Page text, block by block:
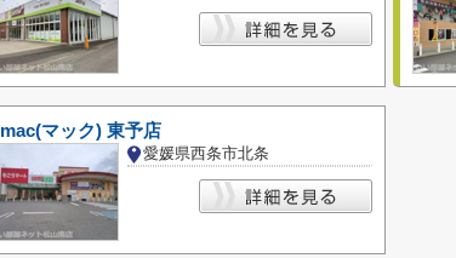
mac(マック) 東予店
愛媛県西条市北条